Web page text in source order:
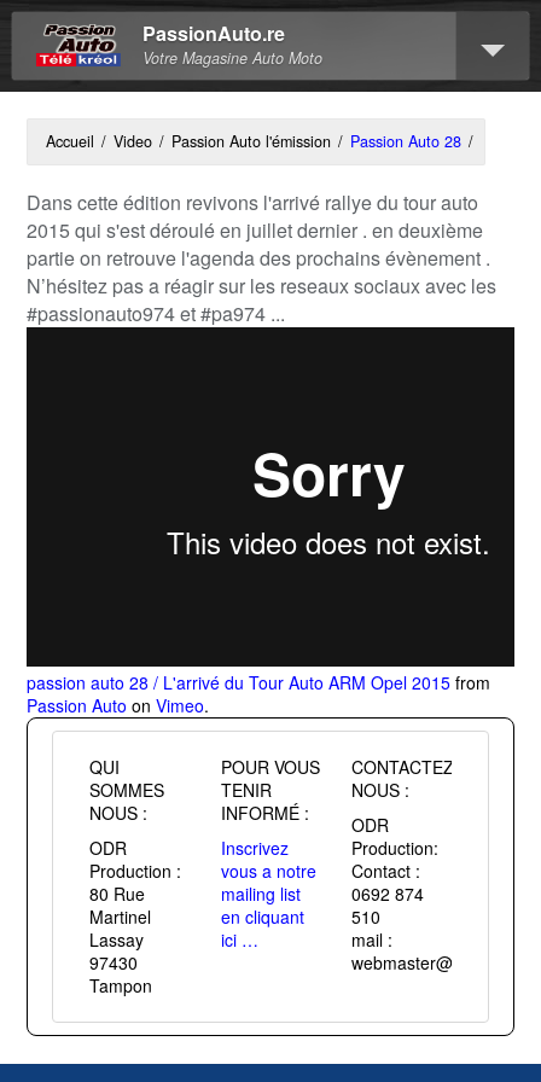
PassionAuto.re
Votre Magasine Auto Moto
Accueil / Video / Passion Auto l'émission / Passion Auto 28 /
Dans cette édition revivons l'arrivé rallye du tour auto
2015 qui s'est déroulé en juillet dernier . en deuxième
partie on retrouve l'agenda des prochains évènement .
N’hésitez pas a réagir sur les reseaux sociaux avec les
#passionauto974 et #pa974 ...
passion auto 28 / L'arrivé du Tour Auto ARM Opel 2015 from
Passion Auto onVimeo.
QUI
SOMMES
NOUS :
ODR
Production :
80 Rue
Martinel
Lassay
97430
Tampon
CONTACTEZ
NOUS :
ODR
Production:
Contact :
0692 874
510
mail :
POUR VOUS
TENIR
INFORMÉ :
Inscrivez
vous a notre
mailing list
en cliquant
ici …